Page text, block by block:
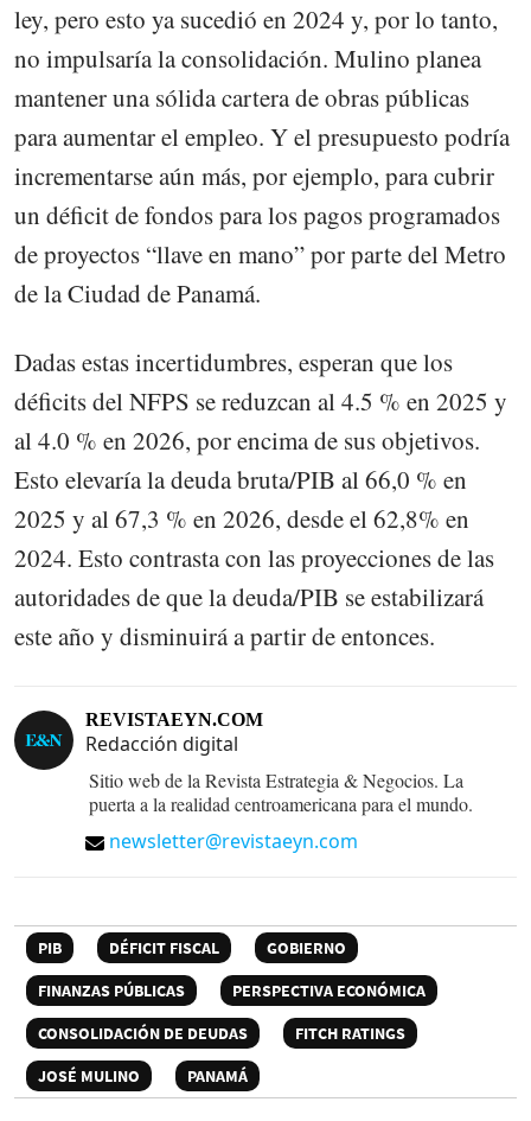
ley, pero esto ya sucedió en 2024 y, por lo tanto,
no impulsaría la consolidación. Mulino planea
mantener una sólida cartera de obras públicas
para aumentar el empleo. Y el presupuesto podría
incrementarse aún más, por ejemplo, para cubrir
un déficit de fondos para los pagos programados
de proyectos “llave en mano” por parte del Metro
de la Ciudad de Panamá.
Dadas estas incertidumbres, esperan que los
déficits del NFPS se reduzcan al 4.5 % en 2025 y
al 4.0 % en 2026, por encima de sus objetivos.
Esto elevaría la deuda bruta/PIB al 66,0 % en
2025 y al 67,3 % en 2026, desde el 62,8% en
2024. Esto contrasta con las proyecciones de las
autoridades de que la deuda/PIB se estabilizará
este año y disminuirá a partir de entonces.
REVISTAEYN.COM
Redacción digital
Sitio web de la Revista Estrategia & Negocios. La
puerta a la realidad centroamericana para el mundo.
newsletter@revistaeyn.com
PIB DÉFICIT FISCAL
GOBIERNO
FINANZAS PÚBLICAS
PERSPECTIVA ECONÓMICA
CONSOLIDACIÓN DE DEUDAS
FITCH RATINGS
JOSÉ MULINO
PANAMÁ